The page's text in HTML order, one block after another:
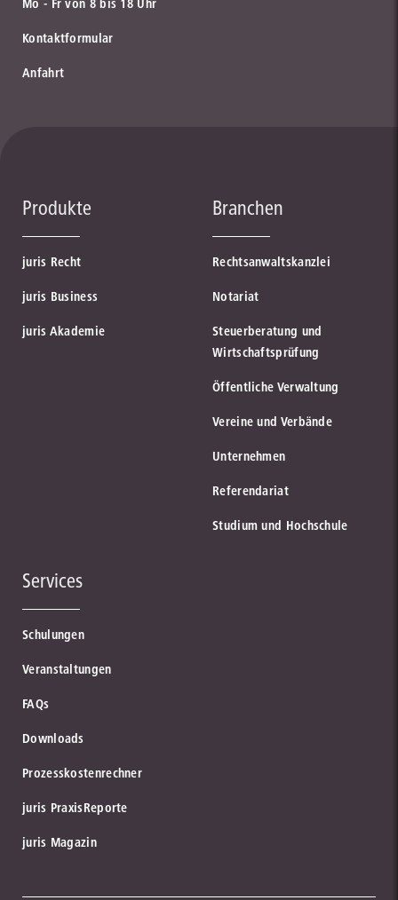
Mo - Fr von 8 bis 18 Uhr
Kontaktformular
Anfahrt
Produkte
juris Recht
juris Business
juris Akademie
Branchen
Rechtsanwaltskanzlei
Notariat
Steuerberatung und
Wirtschaftsprüfung
Öffentliche Verwaltung
Vereine und Verbände
Unternehmen
Referendariat
Studium und Hochschule
Services
Schulungen
Veranstaltungen
FAQs
Downloads
Prozesskostenrechner
juris PraxisReporte
juris Magazin